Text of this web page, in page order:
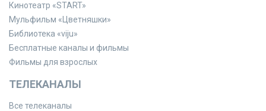
Кинотеатр «START»
Мульфильм «Цветняшки»
Библиотека «viju»
Бесплатные каналы и фильмы
Фильмы для взрослых
ТЕЛЕКАНАЛЫ
Все телеканалы